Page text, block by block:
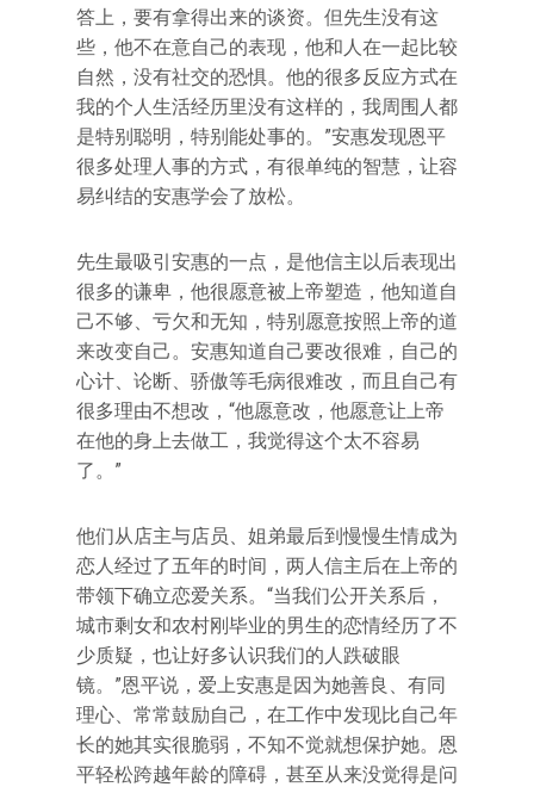
答上，要有拿得出来的谈资。但先生没有这
些，他不在意自己的表现，他和人在一起比较
自然，没有社交的恐惧。他的很多反应方式在
我的个人生活经历里没有这样的，我周围人都
是特别聪明，特别能处事的。”安惠发现恩平
很多处理人事的方式，有很单纯的智慧，让容
易纠结的安惠学会了放松。
先生最吸引安惠的一点，是他信主以后表现出
很多的谦卑，他很愿意被上帝塑造，他知道自
己不够、亏欠和无知，特别愿意按照上帝的道
来改变自己。安惠知道自己要改很难，自己的
心计、论断、骄傲等毛病很难改，而且自己有
很多理由不想改，“他愿意改，他愿意让上帝
在他的身上去做工，我觉得这个太不容易
了。”
他们从店主与店员、姐弟最后到慢慢生情成为
恋人经过了五年的时间，两人信主后在上帝的
带领下确立恋爱关系。“当我们公开关系后，
城市剩女和农村刚毕业的男生的恋情经历了不
少质疑，也让好多认识我们的人跌破眼
镜。”恩平说，爱上安惠是因为她善良、有同
理心、常常鼓励自己，在工作中发现比自己年
长的她其实很脆弱，不知不觉就想保护她。恩
平轻松跨越年龄的障碍，甚至从来没觉得是问